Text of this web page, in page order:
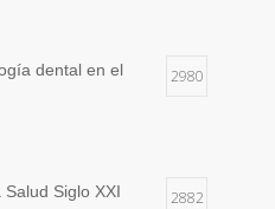
dental en el
2980
Siglo XXI
2882